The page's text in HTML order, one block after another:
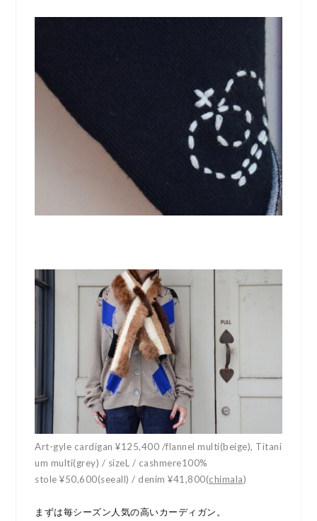
Art-gyle cardigan ¥125,400 /flannel multi(beige), Titani
um multi(grey) / sizeL / cashmere100%
stole ¥50,600(seeall) / denim ¥41,800(chimala)
まずは毎シーズン人気の高いカーディガン。